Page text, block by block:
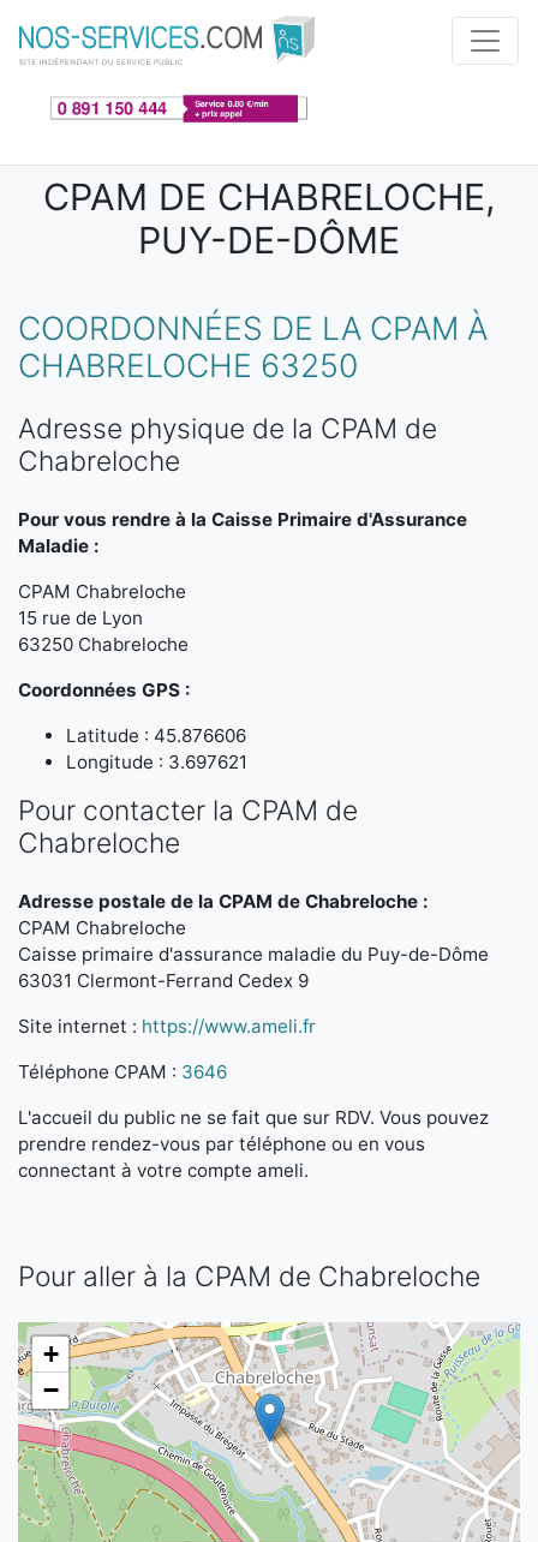
Aller au contenu principal
CPAM DE CHABRELOCHE,
PUY-DE-DÔME
COORDONNÉES DE LA CPAM À
CHABRELOCHE 63250
Adresse physique de la CPAM de
Chabreloche
Pour vous rendre à la Caisse Primaire d'Assurance
Maladie :
CPAM Chabreloche
15 rue de Lyon
63250 Chabreloche
Coordonnées GPS :
Latitude : 45.876606
Longitude : 3.697621
Pour contacter la CPAM de
Chabreloche
Adresse postale de la CPAM de Chabreloche :
CPAM Chabreloche
Caisse primaire d'assurance maladie du Puy-de-Dôme
63031 Clermont-Ferrand Cedex 9
Site internet : https://www.ameli.fr
Téléphone CPAM : 3646
L'accueil du public ne se fait que sur RDV. Vous pouvez
prendre rendez-vous par téléphone ou en vous
connectant à votre compte ameli.
Pour aller à la CPAM de Chabreloche
+
−